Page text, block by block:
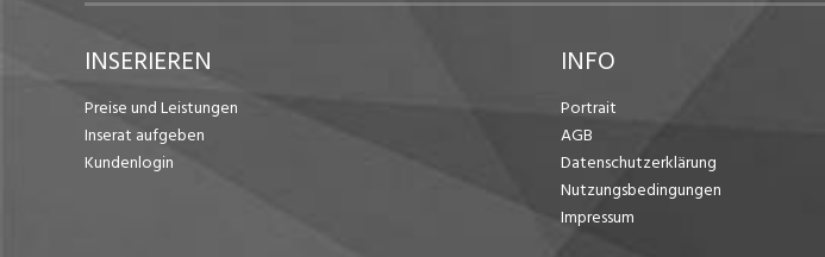
INSERIEREN
Preise und Leistungen
Inserat aufgeben
Kundenlogin
INFO
Portrait
AGB
Datenschutzerklärung
Nutzungsbedingungen
Impressum